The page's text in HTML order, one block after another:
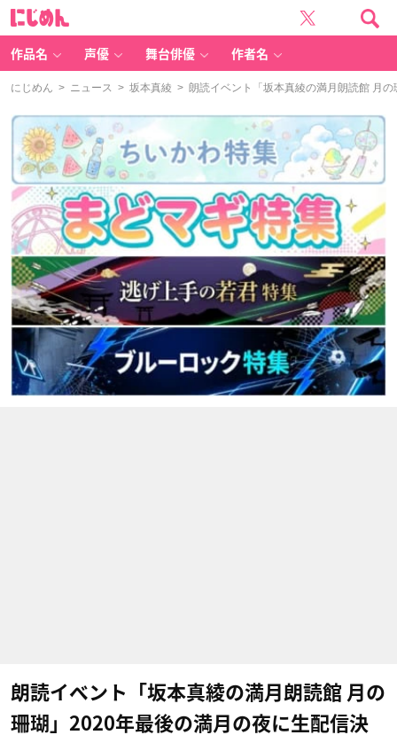
作品名 声優 舞台俳優 作者名
にじめん > ニュース > 坂本真綾 > 朗読イベント「坂本真綾の満月朗読館 月
朗読イベント「坂本真綾の満月朗読館 月の
珊瑚」2020年最後の満月の夜に生配信決